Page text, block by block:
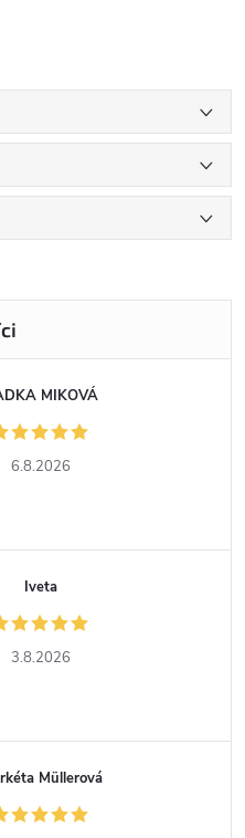
MIKOVÁ
6.8.2026
Iveta
3.8.2026
Müllerová